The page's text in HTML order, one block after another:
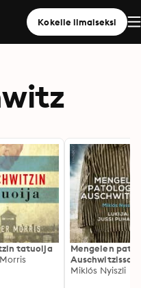
Kokeile ilmaiseksi
tatuoija
Mengelen
Auschwitzissa
Miklós Nyiszli